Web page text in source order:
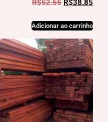
R$52.55 R$38.85
Adicionar ao carrinho